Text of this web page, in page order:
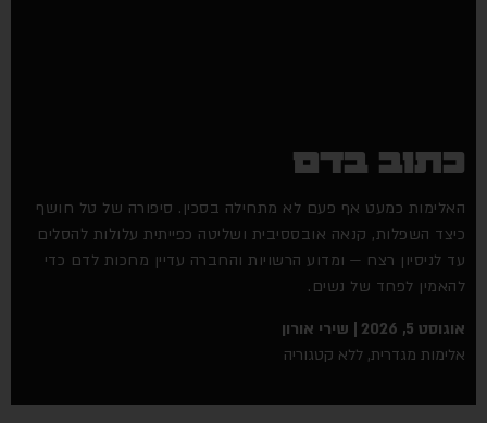
כתוב בדם
האלימות כמעט אף פעם לא מתחילה בסכין. סיפורה של טל חושף
כיצד השפלות, קנאה אובססיבית ושליטה כפייתית עלולות להסלים
עד לניסיון רצח — ומדוע הרשויות והחברה עדיין מחכות לדם כדי
להאמין לפחד של נשים.
אוגוסט 5, 2026
שירי אורון
אלימות מגדרית, ללא קטגוריה